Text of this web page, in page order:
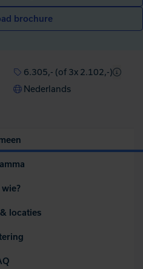
brochure
6.305,- (of 3x 2.102,-)
Nederlands
locaties